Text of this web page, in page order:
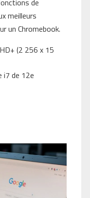
de
meilleurs
un Chromebook.
(2 256 x 15
i7 de 12e